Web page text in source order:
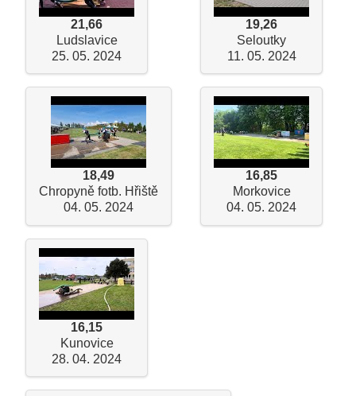
21,66
Ludslavice
25. 05. 2024
19,26
Seloutky
11. 05. 2024
18,49
Chropyně fotb. Hřiště
04. 05. 2024
16,85
Morkovice
04. 05. 2024
16,15
Kunovice
28. 04. 2024